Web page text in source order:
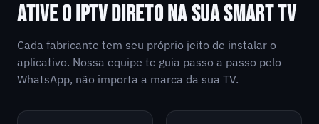
ATIVE O IPTV DIRETO NA SUA SMART TV
Cada fabricante tem seu próprio jeito de instalar o
aplicativo. Nossa equipe te guia passo a passo pelo
WhatsApp, não importa a marca da sua TV.